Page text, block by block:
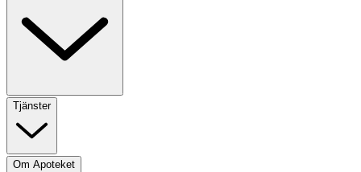
Tjänster
Om Apoteket